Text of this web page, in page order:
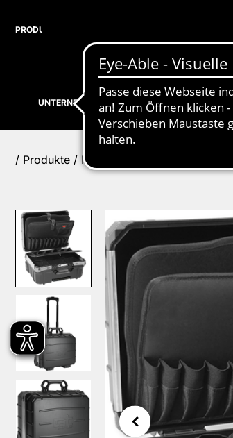
UNTERNEHMEN PRODUKTE
/ Produkte / Koffer und Taschen für